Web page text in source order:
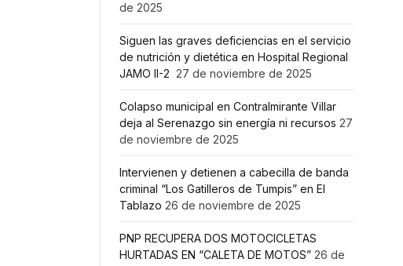
de 2025
Siguen las graves deficiencias en el servicio
de nutrición y dietética en Hospital Regional
JAMO II-2 27 de noviembre de 2025
Colapso municipal en Contralmirante Villar
deja al Serenazgo sin energía ni recursos 27
de noviembre de 2025
Intervienen y detienen a cabecilla de banda
criminal “Los Gatilleros de Tumpis” en El
Tablazo 26 de noviembre de 2025
PNP RECUPERA DOS MOTOCICLETAS
HURTADAS EN “CALETA DE MOTOS” 26 de